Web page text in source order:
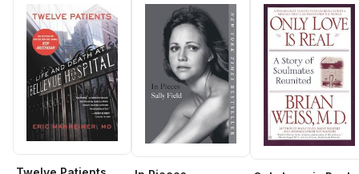
Alex Jennings
Eliza
Victoria,Christopher
Caldwell,Paul Miles,
Jermaine McGill,
Jennifer Marie Brissett
E. Lily Yu, Minsoo Kang
Su-Yee Lin, Stephen
Graham Jones,Nalo
Hopkinson,Nisi Shawl